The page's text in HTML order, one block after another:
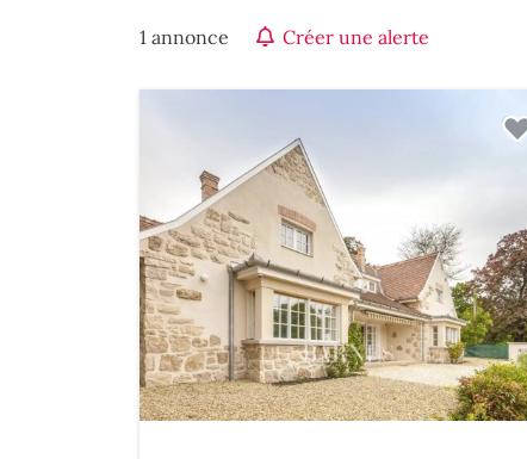
1 annonce Créer une alerte